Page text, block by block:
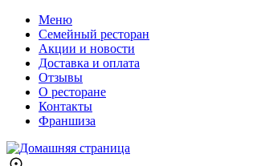
Меню
Семейный ресторан
Акции и новости
Доставка и оплата
Отзывы
О ресторане
Контакты
Франшиза